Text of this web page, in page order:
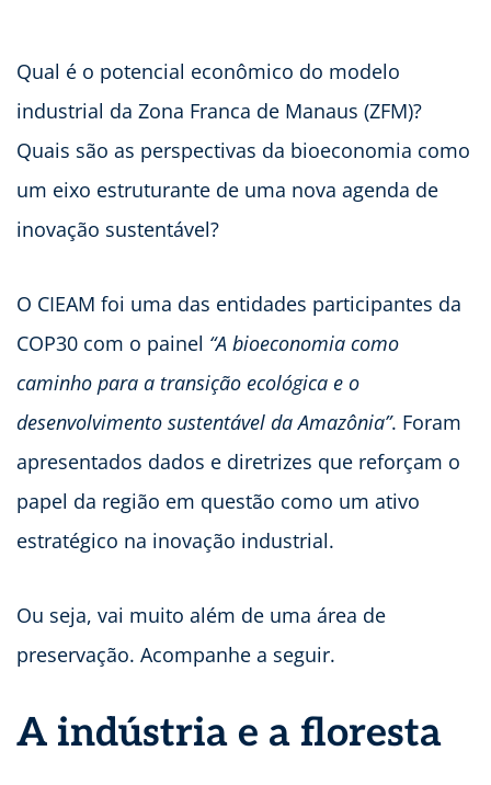
Qual é o potencial econômico do modelo
industrial da Zona Franca de Manaus (ZFM)?
Quais são as perspectivas da bioeconomia como
um eixo estruturante de uma nova agenda de
inovação sustentável?
O CIEAM foi uma das entidades participantes da
COP30 com o painel “A bioeconomia como
caminho para a transição ecológica e o
desenvolvimento sustentável da Amazônia”. Foram
apresentados dados e diretrizes que reforçam o
papel da região em questão como um ativo
estratégico na inovação industrial.
Ou seja, vai muito além de uma área de
preservação. Acompanhe a seguir.
A indústria e a floresta